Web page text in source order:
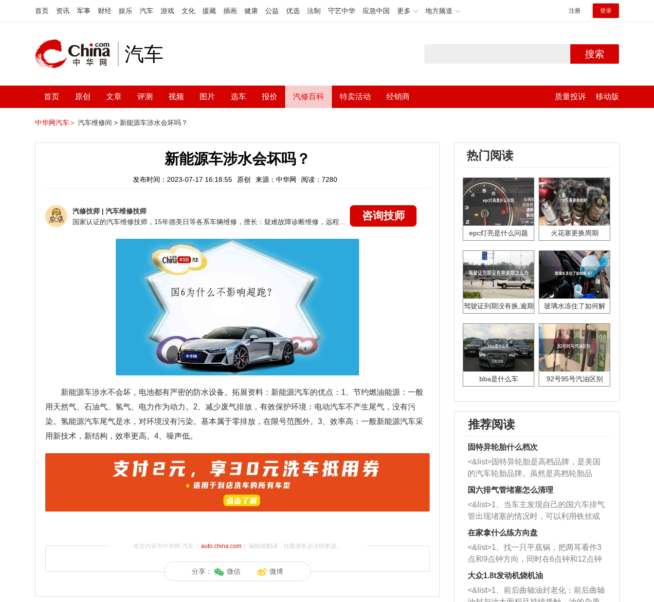
首页 资讯 军事 财经 娱乐 汽车 游戏 文化 援藏 插画 健康 公益 优选 法制 守艺中华 应急中国 更多 地方频道 注册 登录
汽车 搜索
首页 原创 文章 评测 视频 图片 选车 报价 汽修百科 特卖活动 经销商 质量投诉 移动版
中华网汽车＞ 汽车维修间 > 新能源车涉水会坏吗？
新能源车涉水会坏吗？
发布时间：2023-07-17 16:18:55 原创 来源：中华网 阅读：7280
汽修技师 | 汽车维修技师
咨询技师
新能源车涉水不会坏，电池都有严密的防水设备。拓展资料：新能源汽车的优点：1、节约燃油能源：一般
用天然气、石油气、氢气、电力作为动力。2、减少废气排放，有效保护环境：电动汽车不产生尾气，没有污
染。氢能源汽车尾气是水，对环境没有污染。基本属于零排放，在限号范围外。3、效率高：一般新能源汽车采
用新技术，新结构，效率更高。4、噪声低。
本文内容为中华网·汽车（ auto.china.com）编辑或翻译，转载请务必注明来源。
分享： 微信 微博
热门阅读
epc灯亮是什么问题 火花塞更换周期
驾驶证到期没有换,逾期
玻璃水冻住了如何解
bba是什么车 92号95号汽油区别
推荐阅读
固特异轮胎什么档次
<&list>固特异轮胎是高档品牌，是美国
的汽车轮胎品牌。虽然是高档轮胎品
牌，但是中高低端的轮胎都有生产，这
也是为了更好的开拓市场。
国六排气管堵塞怎么清理
<&list>1、当车主发现自己的国六车排气
管出现堵塞的情况时，可以利用铁丝或
者是细棍，直接将杂物给取出来，如果
堵塞情况比较严重，也可以采取应急措
施。 <&list>2、直接利用木棍将所有的
杂物推到排气管里面的位置处，然后将
三元催化器拆解开，就可以将堵塞的东
西取出来。但如果是因为积碳过多引起
的堵塞，就需要将三元催化器泡在草酸
在家拿什么练方向盘
<&list>1、找一只平底锅，把两耳看作3
点和9点钟方向，同时在6点钟和12点钟
方向做一个标记。 <&list>2、双手握住
一圈半的练习，往右同样也要打相同的
大众1.8t发动机烧机油
<&list>1、前后曲轴油封老化：前后曲轴